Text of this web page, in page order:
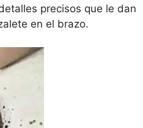
precisos que le dan
en el brazo.